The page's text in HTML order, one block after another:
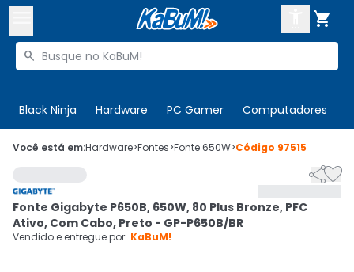

Buscar produtos

Black Ninja Hardware PC Gamer Computadores
 Olá. Acesse sua conta
 Cupons
CADASTRE-SE
Você está em:Hardware>Fontes>Fonte 650W>Código 97515

Fonte Gigabyte P650B, 650W, 80 Plus Bronze, PFC
Ativo, Com Cabo, Preto - GP-P650B/BR
Vendido e entregue por: KaBuM!